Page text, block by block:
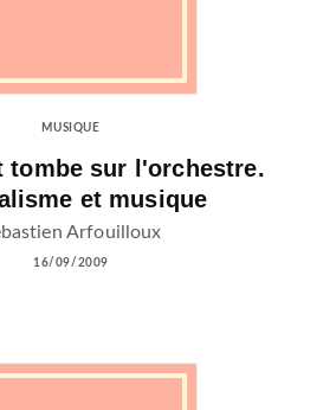
MUSIQUE
tombe sur l'orchestre.
et musique
Arfouilloux
16/09/2009